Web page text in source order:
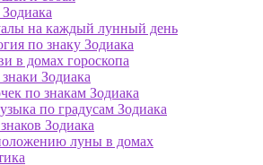
на каждый лунный день
по знаку Зодиака
в домах гороскопа
Зодиака
по знакам Зодиака
по градусам Зодиака
Зодиака
луны в домах